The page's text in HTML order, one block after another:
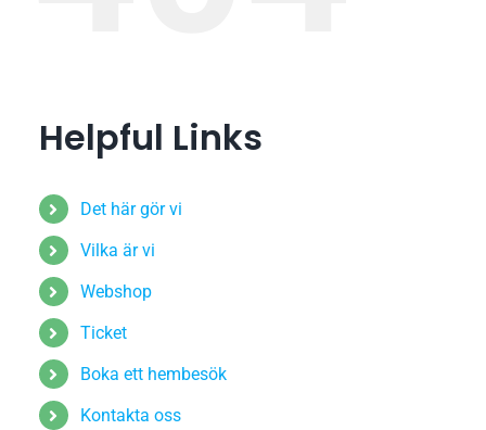
Helpful Links
Det här gör vi
Vilka är vi
Webshop
Ticket
Boka ett hembesök
Kontakta oss